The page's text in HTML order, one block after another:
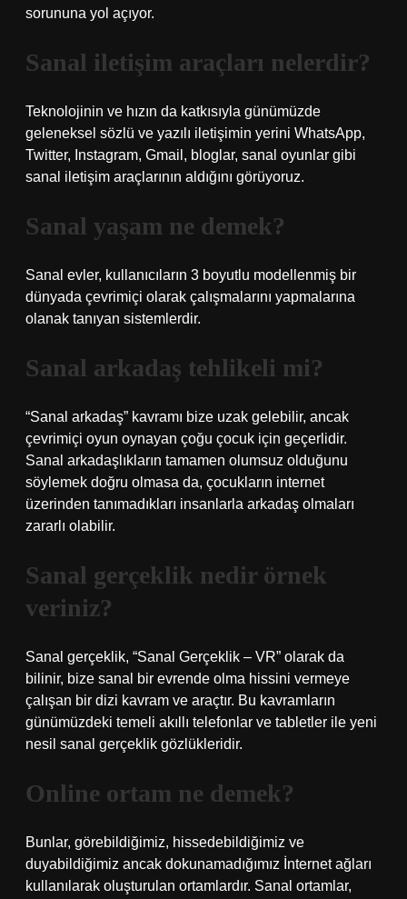
sorununa yol açıyor.
Sanal iletişim araçları nelerdir?
Teknolojinin ve hızın da katkısıyla günümüzde
geleneksel sözlü ve yazılı iletişimin yerini WhatsApp,
Twitter, Instagram, Gmail, bloglar, sanal oyunlar gibi
sanal iletişim araçlarının aldığını görüyoruz.
Sanal yaşam ne demek?
Sanal evler, kullanıcıların 3 boyutlu modellenmiş bir
dünyada çevrimiçi olarak çalışmalarını yapmalarına
olanak tanıyan sistemlerdir.
Sanal arkadaş tehlikeli mi?
“Sanal arkadaş” kavramı bize uzak gelebilir, ancak
çevrimiçi oyun oynayan çoğu çocuk için geçerlidir.
Sanal arkadaşlıkların tamamen olumsuz olduğunu
söylemek doğru olmasa da, çocukların internet
üzerinden tanımadıkları insanlarla arkadaş olmaları
zararlı olabilir.
Sanal gerçeklik nedir örnek
veriniz?
Sanal gerçeklik, “Sanal Gerçeklik – VR” olarak da
bilinir, bize sanal bir evrende olma hissini vermeye
çalışan bir dizi kavram ve araçtır. Bu kavramların
günümüzdeki temeli akıllı telefonlar ve tabletler ile yeni
nesil sanal gerçeklik gözlükleridir.
Online ortam ne demek?
Bunlar, görebildiğimiz, hissedebildiğimiz ve
duyabildiğimiz ancak dokunamadığımız İnternet ağları
kullanılarak oluşturulan ortamlardır. Sanal ortamlar,